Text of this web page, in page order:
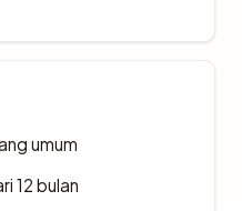
umum
12 bulan